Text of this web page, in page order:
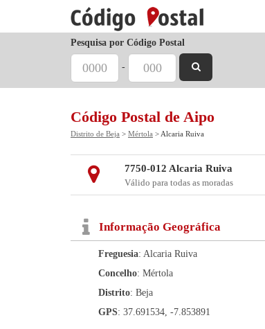
Pesquisa por Código Postal
-
Código Postal de Aipo
Distrito de Beja > Mértola > Alcaria Ruiva
7750-012 Alcaria Ruiva
Válido para todas as moradas
Informação Geográfica
Freguesia: Alcaria Ruiva
Concelho: Mértola
Distrito: Beja
GPS: 37.691534, -7.853891